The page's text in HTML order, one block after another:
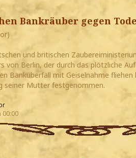
Bankräuber gegen
und britischen
von Berlin, der durch das plötzliche
Banküberfall mit Geiselnahme
seiner Mutter festgenommen.
00:00